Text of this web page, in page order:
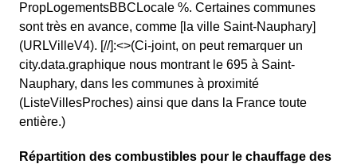
PropLogementsBBCLocale %. Certaines communes
sont très en avance, comme [la ville Saint-Nauphary]
(URLVilleV4). [//]:<>(Ci-joint, on peut remarquer un
city.data.graphique nous montrant le 695 à Saint-
Nauphary, dans les communes à proximité
(ListeVillesProches) ainsi que dans la France toute
entière.)
Répartition des combustibles pour le chauffage des